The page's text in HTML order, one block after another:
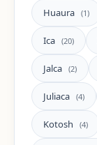
Huaura (1)
Ica (20)
Jalca (2)
Juliaca (4)
Kotosh (4)